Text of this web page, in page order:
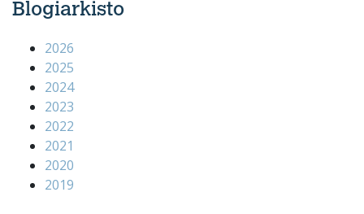
Blogiarkisto
2026
2025
2024
2023
2022
2021
2020
2019